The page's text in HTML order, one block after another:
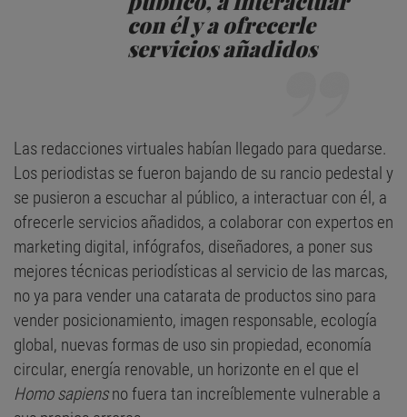
con él y a ofrecerle
servicios añadidos
Las redacciones virtuales habían llegado para quedarse.
Los periodistas se fueron bajando de su rancio pedestal y
se pusieron a escuchar al público, a interactuar con él, a
ofrecerle servicios añadidos, a colaborar con expertos en
marketing digital, infógrafos, diseñadores, a poner sus
mejores técnicas periodísticas al servicio de las marcas,
no ya para vender una catarata de productos sino para
vender posicionamiento, imagen responsable, ecología
global, nuevas formas de uso sin propiedad, economía
circular, energía renovable, un horizonte en el que el
Homo sapiensno fuera tan increíblemente vulnerable a